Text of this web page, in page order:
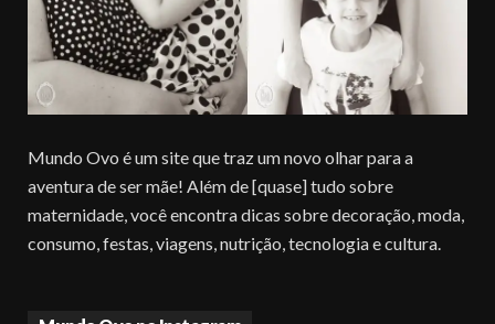
Mundo Ovo é um site que traz um novo olhar para a
aventura de ser mãe! Além de [quase] tudo sobre
maternidade, você encontra dicas sobre decoração, moda,
consumo, festas, viagens, nutrição, tecnologia e cultura.